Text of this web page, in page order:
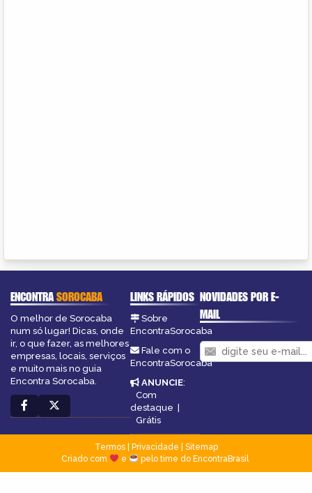
ENCONTRASOROCABA
O melhor de Sorocaba
num só lugar! Dicas, onde
ir, o que fazer, as melhores
empresas, locais, serviços
e muito mais no guia
Encontra Sorocaba.
LINKS RÁPIDOS
Sobre
EncontraSorocaba
Fale com o
EncontraSorocaba
ANUNCIE:
Com
destaque |
Grátis
NOVIDADES POR E-
MAIL
Termos| Privacidade
Sitemap
Criado com
e pelo time do EncontraBrasil